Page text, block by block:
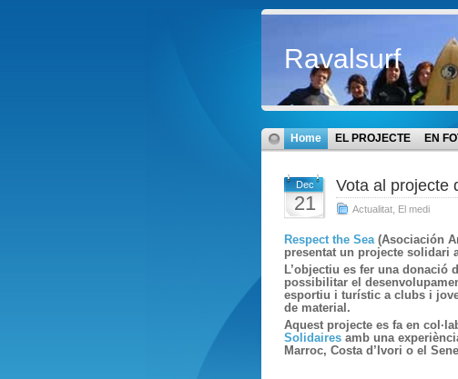
Ravalsurf
Home EL PROJECTE EN
Dec
21
Vota al projecte
Actualitat El medi
Respect the Sea(Asociación
presentat un projecte solidari
L’objectiu es fer una donació
possibilitar el
esportiu i turístic a clubs i
de material.
Aquest projecte es fa en
Solidaires amb una
Marroc, Costa d’Ivori o el